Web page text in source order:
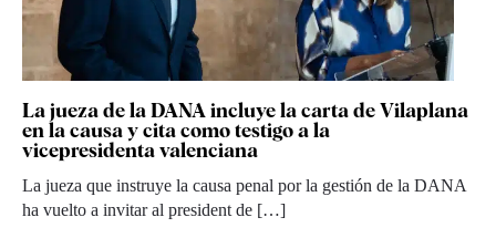
La jueza de la DANA incluye la carta de Vilaplana
en la causa y cita como testigo a la
vicepresidenta valenciana
La jueza que instruye la causa penal por la gestión de la DANA
ha vuelto a invitar al president de […]